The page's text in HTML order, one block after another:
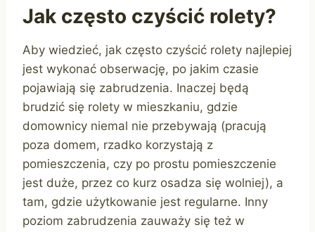
Jak często czyścić rolety?
Aby wiedzieć, jak często czyścić rolety najlepiej
jest wykonać obserwację, po jakim czasie
pojawiają się zabrudzenia. Inaczej będą
brudzić się rolety w mieszkaniu, gdzie
domownicy niemal nie przebywają (pracują
poza domem, rzadko korzystają z
pomieszczenia, czy po prostu pomieszczenie
jest duże, przez co kurz osadza się wolniej), a
tam, gdzie użytkowanie jest regularne. Inny
poziom zabrudzenia zauważy się też w